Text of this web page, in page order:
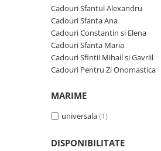
Cadouri pentru Sefi
Cel ce are tot
Cadouri Nunta si Cununie civila
Cadouri Sfantul Alexandru
Cadouri Sfanta Ana
Cadouri Constantin si Elena
Cadouri Sfanta Maria
Cadouri Sfintii Mihail si Gavriil
Cadouri Pentru Zi Onomastica
MARIME
universala(1)
DISPONIBILITATE